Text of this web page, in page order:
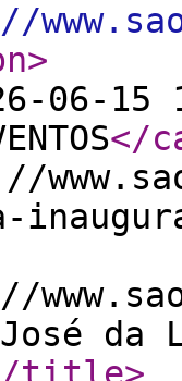
>
06-15
</
da